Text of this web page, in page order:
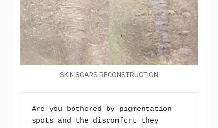
SKIN SCARS RECONSTRUCTION
Are you bothered by pigmentation
spots and the discomfort they